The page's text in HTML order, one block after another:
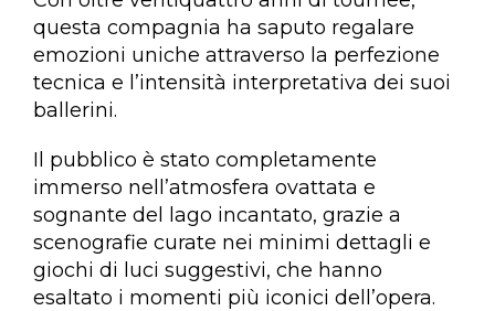
questa compagnia ha saputo regalare
emozioni uniche attraverso la perfezione
tecnica e l’intensità interpretativa dei suoi
ballerini.
Il pubblico è stato completamente
immerso nell’atmosfera ovattata e
sognante del lago incantato, grazie a
scenografie curate nei minimi dettagli e
giochi di luci suggestivi, che hanno
esaltato i momenti più iconici dell’opera.